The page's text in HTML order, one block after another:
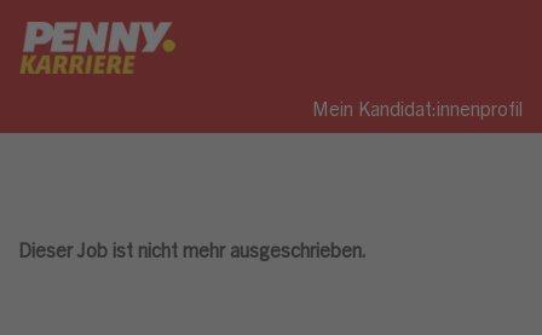
Mein Kandidat:innenprofil
Dieser Job ist nicht mehr ausgeschrieben.